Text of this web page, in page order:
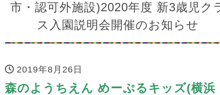
市・認可外施設)2020年度 新3歳児ク
ス入園説明会開催のお知らせ
2019年8月26日
森のようちえん めーぷるキッズ(横浜